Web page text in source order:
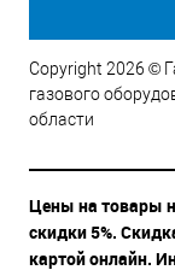
Copyright 2026 ©
газового
области
Цены на товары
скидки 5%.
картой онлайн.